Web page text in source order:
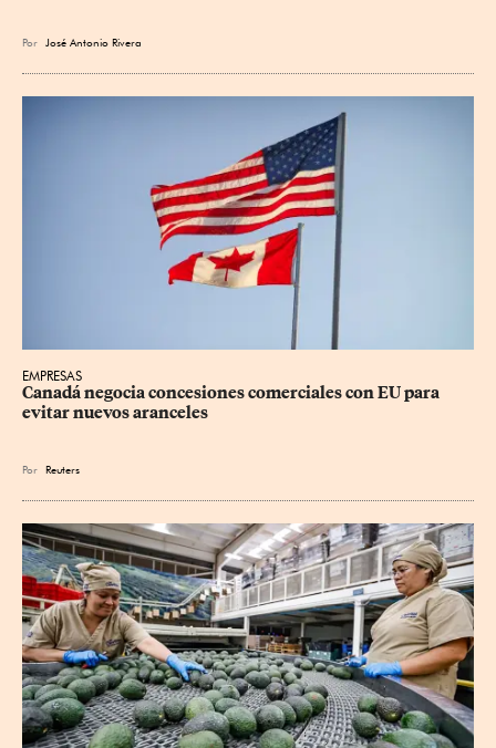
Por José Antonio Rivera
EMPRESAS
Canadá negocia concesiones comerciales con EU para
evitar nuevos aranceles
Por Reuters